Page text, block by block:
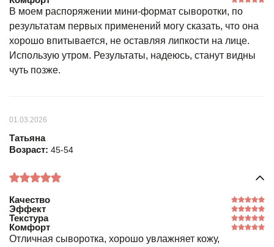
В моем распоряжении мини-формат сыворотки, по
результатам первых применений могу сказать, что она
хорошо впитывается, не оставляя липкости на лице.
Использую утром. Результаты, надеюсь, станут видны
чуть позже.
01.03.2026
Татьяна
Возраст: 45-54
Качество
Эффект
Текстура
Комфорт
Отличная сыворотка, хорошо увлажняет кожу,